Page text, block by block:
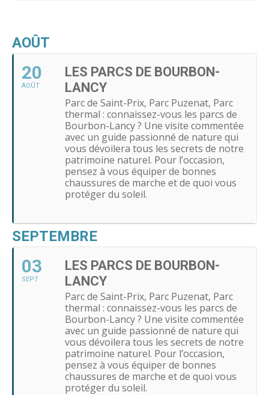
AOÛT
20
AOÛT
LES PARCS DE BOURBON-
LANCY
Parc de Saint-Prix, Parc Puzenat, Parc
thermal : connaissez-vous les parcs de
Bourbon-Lancy ? Une visite commentée
avec un guide passionné de nature qui
vous dévoilera tous les secrets de notre
patrimoine naturel. Pour l’occasion,
pensez à vous équiper de bonnes
chaussures de marche et de quoi vous
protéger du soleil.
SEPTEMBRE
03
SEPT
LES PARCS DE BOURBON-
LANCY
Parc de Saint-Prix, Parc Puzenat, Parc
thermal : connaissez-vous les parcs de
Bourbon-Lancy ? Une visite commentée
avec un guide passionné de nature qui
vous dévoilera tous les secrets de notre
patrimoine naturel. Pour l’occasion,
pensez à vous équiper de bonnes
chaussures de marche et de quoi vous
protéger du soleil.